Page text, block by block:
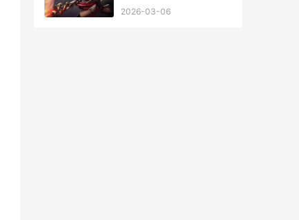
游戏视频
2026-03-06